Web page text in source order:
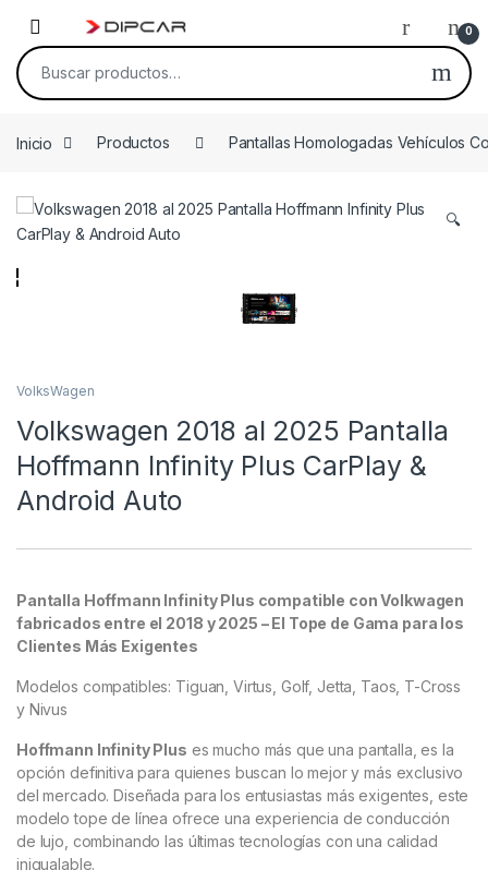
0
Buscar por:
Inicio Productos Pantallas Homologadas Vehículos
🔍
VolksWagen
Volkswagen 2018 al 2025 Pantalla
Hoffmann Infinity Plus CarPlay &
Android Auto
Pantalla Hoffmann Infinity Plus compatible con Volkwagen
fabricados entre el 2018 y 2025 – El Tope de Gama para los
Clientes Más Exigentes
Modelos compatibles: Tiguan, Virtus, Golf, Jetta, Taos, T-Cross
y Nivus
Hoffmann Infinity Plus es mucho más que una pantalla, es la
opción definitiva para quienes buscan lo mejor y más exclusivo
del mercado. Diseñada para los entusiastas más exigentes, este
modelo tope de línea ofrece una experiencia de conducción
de lujo, combinando las últimas tecnologías con una calidad
inigualable.